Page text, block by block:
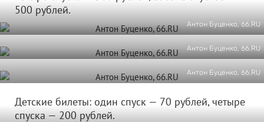
500 рублей.
Антон Буценко, 66.RU
Антон Буценко, 66.RU
Антон Буценко, 66.RU
Детские билеты: один спуск — 70 рублей, четыре
спуска — 200 рублей.